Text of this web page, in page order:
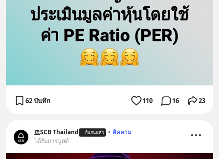
62 บันทึก 110 16 23
SCB Thailand ยืนยันแล้ว • ติดตาม
ได้รับการบูสต์